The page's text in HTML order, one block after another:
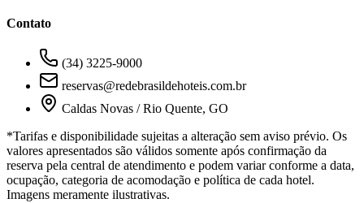
Contato
(34) 3225-9000
reservas@redebrasildehoteis.com.br
Caldas Novas / Rio Quente, GO
*Tarifas e disponibilidade sujeitas a alteração sem aviso prévio. Os
valores apresentados são válidos somente após confirmação da
reserva pela central de atendimento e podem variar conforme a data,
ocupação, categoria de acomodação e política de cada hotel.
Imagens meramente ilustrativas.